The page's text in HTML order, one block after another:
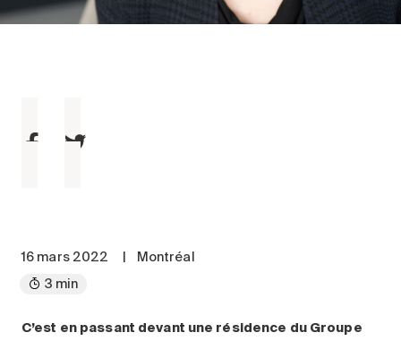
Services optionnels
Stationnement
Notre approche
Les 8 étapes d’emménagement
16 mars 2022
Montréal
3 min
C’est en passant devant une résidence du Groupe